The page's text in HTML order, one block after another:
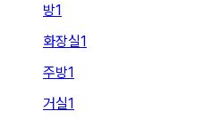
방1
화장실1
주방1
거실1